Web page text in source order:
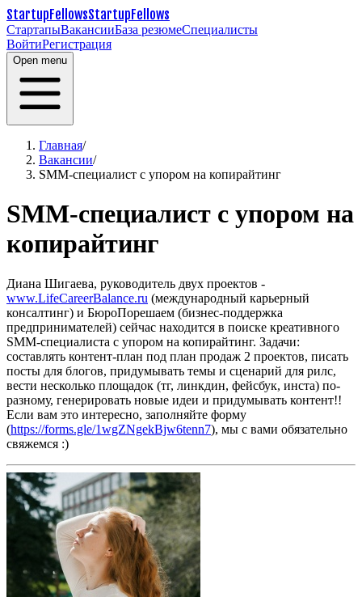
StartupFellowsStartupFellows
СтартапыВакансииБаза резюмеСпециалисты
ВойтиРегистрация
Open menu
Главная/
Вакансии/
SMM-специалист с упором на копирайтинг
SMM-специалист с упором на
копирайтинг
Диана Шигаева, руководитель двух проектов -
www.LifeCareerBalance.ru (международный карьерный
консалтинг) и БюроПорешаем (бизнес-поддержка
предпринимателей) сейчас находится в поиске креативного
SMM-специалиста с упором на копирайтинг. Задачи:
составлять контент-план под план продаж 2 проектов, писать
посты для блогов, придумывать темы и сценарий для рилс,
вести несколько площадок (тг, линкдин, фейсбук, инста) по-
разному, генерировать новые идеи и придумывать контент!!
Если вам это интересно, заполняйте форму
(https://forms.gle/1wgZNgekBjw6tenn7), мы с вами обязательно
свяжемся :)